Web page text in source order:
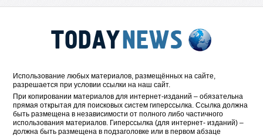
Использование любых материалов, размещённых на сайте,
разрешается при условии ссылки на наш сайт.
При копировании материалов для интернет-изданий – обязательна
прямая открытая для поисковых систем гиперссылка. Ссылка должна
быть размещена в независимости от полного либо частичного
использования материалов. Гиперссылка (для интернет- изданий) –
должна быть размещена в подзаголовке или в первом абзаце